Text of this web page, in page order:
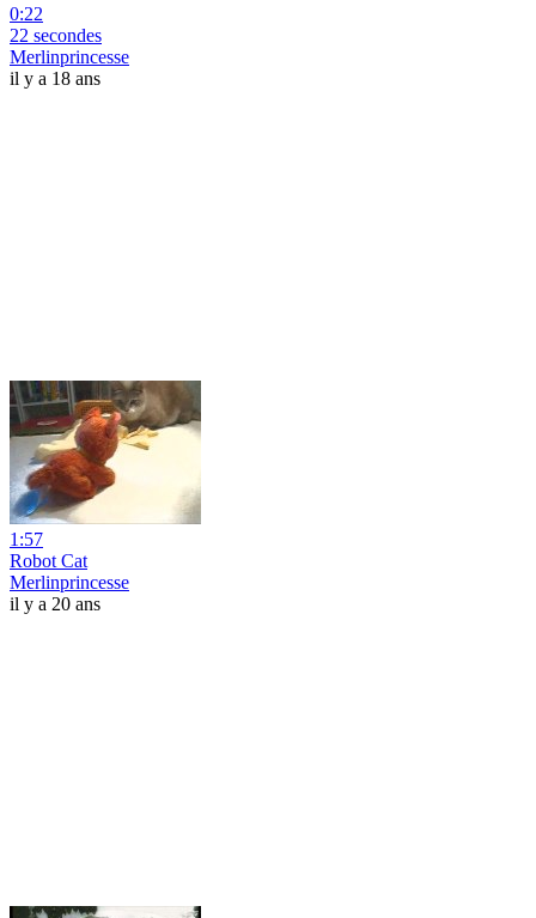
0:22
22 secondes
Merlinprincesse
il y a 18 ans
1:57
Robot Cat
Merlinprincesse
il y a 20 ans